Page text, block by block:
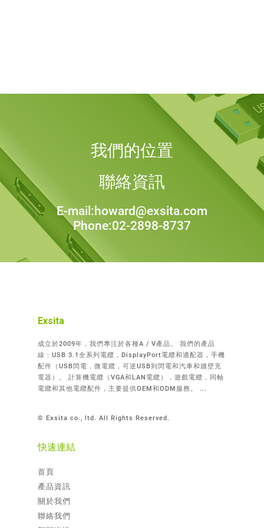
我們的位置
聯絡資訊
E-mail:howard@exsita.com
Phone:02-2898-8737
Exsita
成立於2009年，我們專注於各種A / V產品。 我們的產品
線：USB 3.1全系列電纜，DisplayPort電纜和適配器，手機
配件（USB閃電，微電纜，可逆USB到閃電和汽車和牆壁充
電器）。 計算機電纜（VGA和LAN電纜），遊戲電纜，同軸
電纜和其他電纜配件，主要提供OEM和ODM服務。 ...
© Exsita co., ltd. All Rights Reserved.
快速連結
首頁
產品資訊
關於我們
聯絡我們